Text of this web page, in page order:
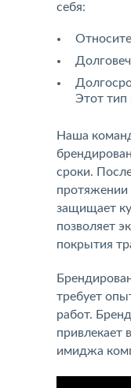
себя:
Этот тип
Наша
сроки.
протяжении
защищает
позволяет
покрытия
требует
работ.
привлекает
имиджа